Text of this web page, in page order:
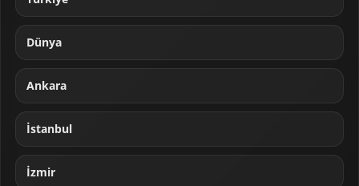
Dünya
Ankara
İstanbul
İzmir